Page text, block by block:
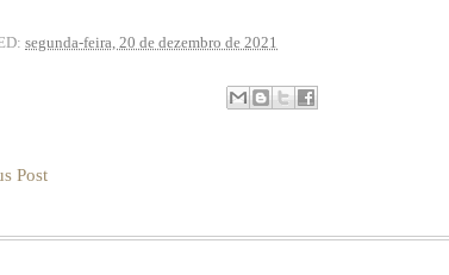
segunda-feira, 20 de dezembro de 2021
Post